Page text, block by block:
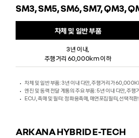
SM3, SM5, SM6, SM7, QM3,
차체 및 일반 부품
3년 이내,
주행거리 60,000km 이하
차체 및 일반 부품: 3년 이내 다만, 주행거리가
엔진 및 동력 전달 계통의 주요 부품: 5년 이내 다만, 주
ECU, 촉매 및 필터: 정화용촉매, 매연포집필터, 선택적
ARKANA HYBRID E-TECH